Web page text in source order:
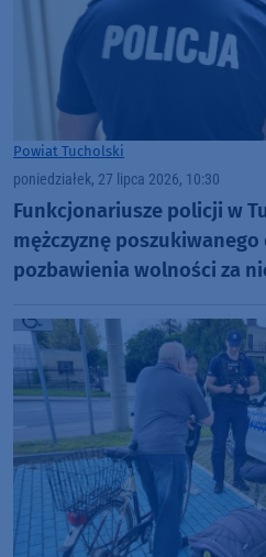
Powiat Tucholski
poniedziałek, 27 lipca 2026, 10:30
Funkcjonariusze policji w
mężczyznę
pozbawienia wolności za